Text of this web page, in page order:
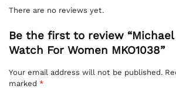
There are no reviews yet.
Be the first to review “Michael
Watch For Women MKO1038”
Your email address will not be published.
marked *